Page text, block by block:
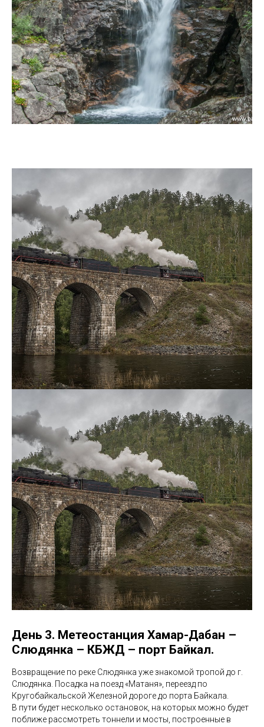
День 3. Метеостанция Хамар-Дабан –
Слюдянка – КБЖД – порт Байкал.
Возвращение по реке Слюдянка уже знакомой тропой до г.
Слюдянка. Посадка на поезд «Матаня», переезд по
Кругобайкальской Железной дороге до порта Байкала.
В пути будет несколько остановок, на которых можно будет
поближе рассмотреть тоннели и мосты, построенные в